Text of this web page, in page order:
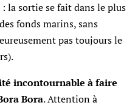
la sortie se fait dans le plus
fonds marins, sans
pas toujours le
incontournable à faire
Bora. Attention à